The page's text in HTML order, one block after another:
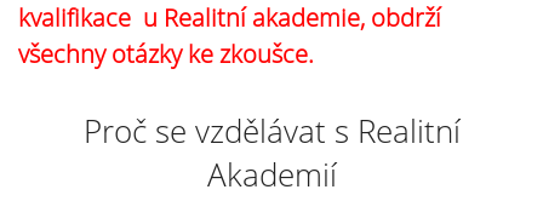
kvalifikace u Realitní akademie, obdrží
všechny otázky ke zkoušce.
Proč se vzdělávat s Realitní
Akademií